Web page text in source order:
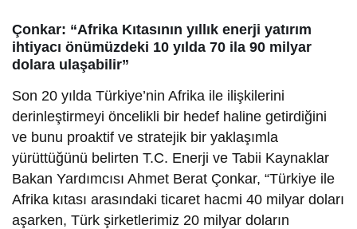
Çonkar: “Afrika Kıtasının yıllık enerji yatırım
ihtiyacı önümüzdeki 10 yılda 70 ila 90 milyar
dolara ulaşabilir”
Son 20 yılda Türkiye’nin Afrika ile ilişkilerini
derinleştirmeyi öncelikli bir hedef haline getirdiğini
ve bunu proaktif ve stratejik bir yaklaşımla
yürüttüğünü belirten T.C. Enerji ve Tabii Kaynaklar
Bakan Yardımcısı Ahmet Berat Çonkar, “Türkiye ile
Afrika kıtası arasındaki ticaret hacmi 40 milyar doları
aşarken, Türk şirketlerimiz 20 milyar doların